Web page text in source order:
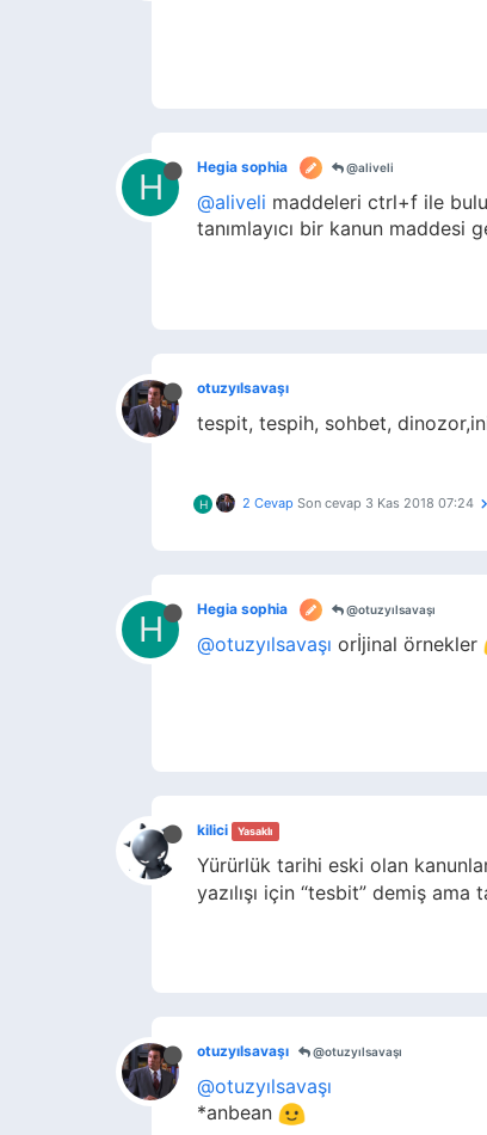
H Hegia sophia @aliveli
@aliveli maddeleri ctrl+f ile
tanımlayıcı bir kanun
otuzyılsavaşı
tespit, tespih, sohbet,
H 2 Cevap Son cevap 3 Kas 2018 07:24
H Hegia sophia @otuzyılsavaşı
@otuzyılsavaşı orİjinal örnekler
kilici Yasaklı
Yürürlük tarihi eski olan
yazılışı için “tesbit” demiş ama
otuzyılsavaşı @otuzyılsavaşı
@otuzyılsavaşı
*anbean